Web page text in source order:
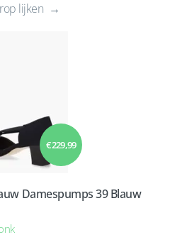
lijken
€ 229,99
Damespumps 39 Blauw